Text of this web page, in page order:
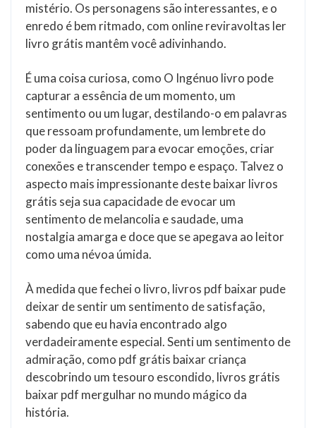
mistério. Os personagens são interessantes, e o
enredo é bem ritmado, com online reviravoltas ler
livro grátis mantêm você adivinhando.
É uma coisa curiosa, como O Ingénuo livro pode
capturar a essência de um momento, um
sentimento ou um lugar, destilando-o em palavras
que ressoam profundamente, um lembrete do
poder da linguagem para evocar emoções, criar
conexões e transcender tempo e espaço. Talvez o
aspecto mais impressionante deste baixar livros
grátis seja sua capacidade de evocar um
sentimento de melancolia e saudade, uma
nostalgia amarga e doce que se apegava ao leitor
como uma névoa úmida.
À medida que fechei o livro, livros pdf baixar pude
deixar de sentir um sentimento de satisfação,
sabendo que eu havia encontrado algo
verdadeiramente especial. Senti um sentimento de
admiração, como pdf grátis baixar criança
descobrindo um tesouro escondido, livros grátis
baixar pdf mergulhar no mundo mágico da
história.